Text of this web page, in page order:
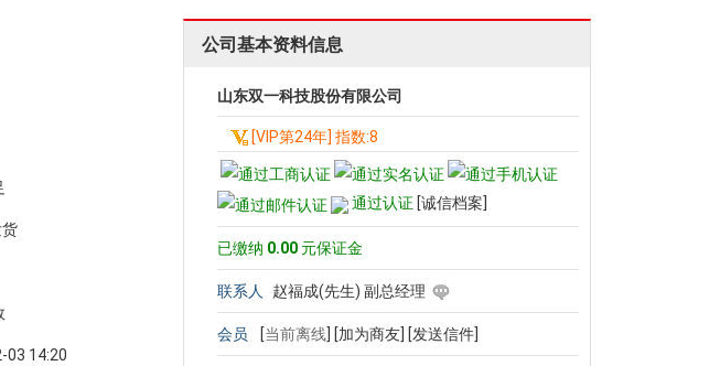
03 14:20
公司基本资料信息
山东双一科技股份有限公司
[VIP第24年] 指数:8
通过认证 [诚信档案]
已缴纳 0.00 元保证金
联系人 赵福成(先生) 副总经理
会员 [当前离线] [加为商友] [发送信件]